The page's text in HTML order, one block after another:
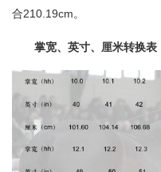
合210.19cm。
掌宽、英寸、厘米转换表